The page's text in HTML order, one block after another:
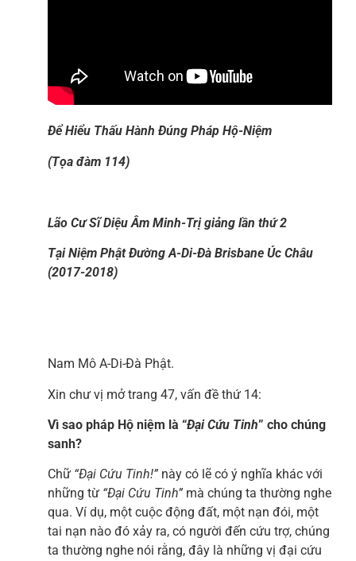
Để Hiểu Thấu Hành Đúng Pháp Hộ-Niệm
(Tọa đàm 114)
Lão Cư Sĩ Diệu Âm Minh-Trị giảng lần thứ 2
Tại Niệm Phật Đường A-Di-Đà Brisbane Úc Châu
(2017-2018)
Nam Mô A-Di-Đà Phật.
Xin chư vị mở trang 47, vấn đề thứ 14:
Vì sao pháp Hộ niệm là “Đại Cứu Tinh” cho chúng
sanh?
Chữ “Đại Cứu Tinh!” này có lẽ có ý nghĩa khác với
những từ “Đại Cứu Tinh” mà chúng ta thường nghe
qua. Ví dụ, một cuộc động đất, một nạn đói, một
tai nạn nào đó xảy ra, có người đến cứu trợ, chúng
ta thường nghe nói rằng, đây là những vị đại cứu